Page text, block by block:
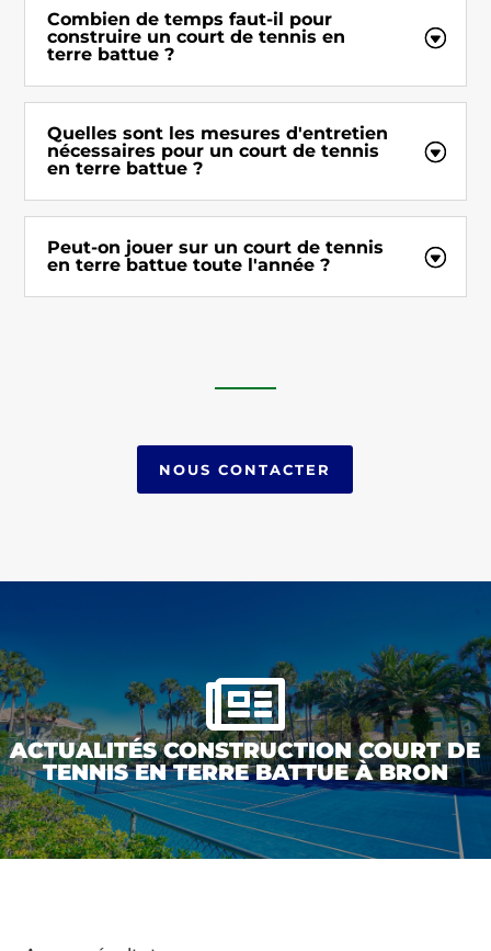
Combien de temps faut-il pour
construire un court de tennis en
terre battue ?
Quelles sont les mesures d'entretien
nécessaires pour un court de tennis
en terre battue ?
Peut-on jouer sur un court de tennis
en terre battue toute l'année ?
NOUS CONTACTER

ACTUALITÉS CONSTRUCTION COURT DE
TENNIS EN TERRE BATTUE À BRON